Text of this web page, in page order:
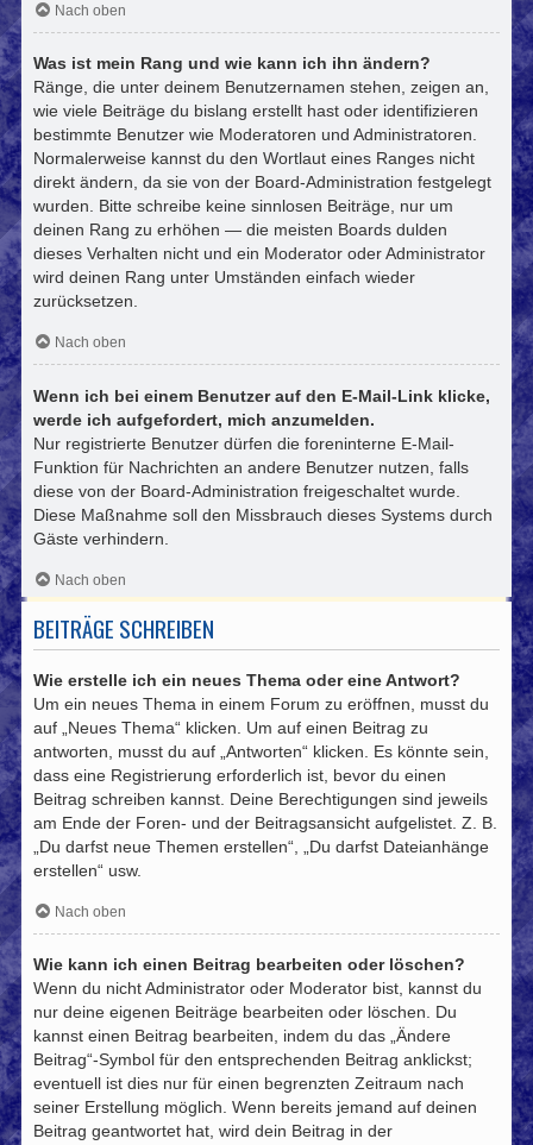
Nach oben
Was ist mein Rang und wie kann ich ihn ändern?
Ränge, die unter deinem Benutzernamen stehen, zeigen an,
wie viele Beiträge du bislang erstellt hast oder identifizieren
bestimmte Benutzer wie Moderatoren und Administratoren.
Normalerweise kannst du den Wortlaut eines Ranges nicht
direkt ändern, da sie von der Board-Administration festgelegt
wurden. Bitte schreibe keine sinnlosen Beiträge, nur um
deinen Rang zu erhöhen — die meisten Boards dulden
dieses Verhalten nicht und ein Moderator oder Administrator
wird deinen Rang unter Umständen einfach wieder
zurücksetzen.
Nach oben
Wenn ich bei einem Benutzer auf den E-Mail-Link klicke,
werde ich aufgefordert, mich anzumelden.
Nur registrierte Benutzer dürfen die foreninterne E-Mail-
Funktion für Nachrichten an andere Benutzer nutzen, falls
diese von der Board-Administration freigeschaltet wurde.
Diese Maßnahme soll den Missbrauch dieses Systems durch
Gäste verhindern.
Nach oben
BEITRÄGE SCHREIBEN
Wie erstelle ich ein neues Thema oder eine Antwort?
Um ein neues Thema in einem Forum zu eröffnen, musst du
auf „Neues Thema“ klicken. Um auf einen Beitrag zu
antworten, musst du auf „Antworten“ klicken. Es könnte sein,
dass eine Registrierung erforderlich ist, bevor du einen
Beitrag schreiben kannst. Deine Berechtigungen sind jeweils
am Ende der Foren- und der Beitragsansicht aufgelistet. Z. B.
„Du darfst neue Themen erstellen“, „Du darfst Dateianhänge
erstellen“ usw.
Nach oben
Wie kann ich einen Beitrag bearbeiten oder löschen?
Wenn du nicht Administrator oder Moderator bist, kannst du
nur deine eigenen Beiträge bearbeiten oder löschen. Du
kannst einen Beitrag bearbeiten, indem du das „Ändere
Beitrag“-Symbol für den entsprechenden Beitrag anklickst;
eventuell ist dies nur für einen begrenzten Zeitraum nach
seiner Erstellung möglich. Wenn bereits jemand auf deinen
Beitrag geantwortet hat, wird dein Beitrag in der